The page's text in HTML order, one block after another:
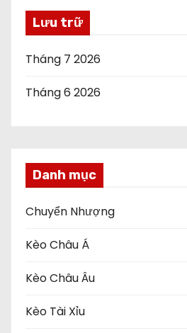
Lưu trữ
Tháng 7 2026
Tháng 6 2026
Danh mục
Chuyển Nhượng
Kèo Châu Á
Kèo Châu Âu
Kèo Tài Xỉu